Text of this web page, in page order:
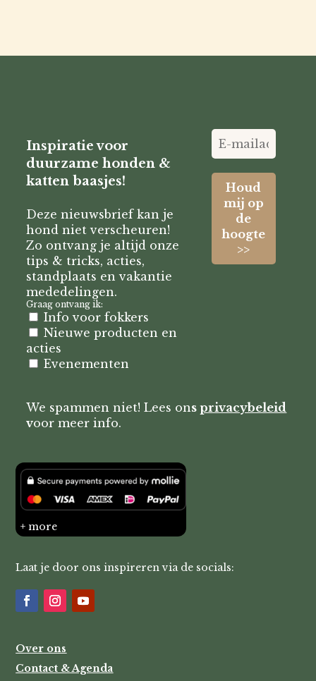
Inspiratie voor
duurzame honden &
katten baasjes!
Deze nieuwsbrief kan je
hond niet verscheuren!
Zo ontvang je altijd onze
tips & tricks, acties,
standplaats en vakantie
mededelingen.
Graag ontvang ik:
Info voor fokkers
Nieuwe producten en
acties
Evenementen
We spammen niet! Lees onsprivacybeleid
voor meer info.
+ more
Laat je door ons inspireren via de socials:
Over ons
Contact & Agenda